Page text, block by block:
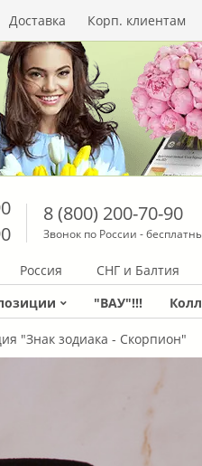
Доставка Корп. клиентам
8 (800) 200-70-90
Звонок по России -
Россия СНГ и Балтия
"ВАУ"!!!
"Знак зодиака - Скорпион"